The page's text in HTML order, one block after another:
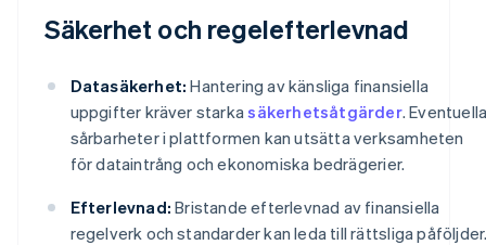
Säkerhet och regelefterlevnad
Datasäkerhet: Hantering av känsliga finansiella
uppgifter kräver starkasäkerhetsåtgärder.
sårbarheter i plattformen kan utsätta verksamheten
för dataintrång och ekonomiska bedrägerier.
Efterlevnad: Bristande efterlevnad av finansiella
regelverk och standarder kan leda till rättsliga